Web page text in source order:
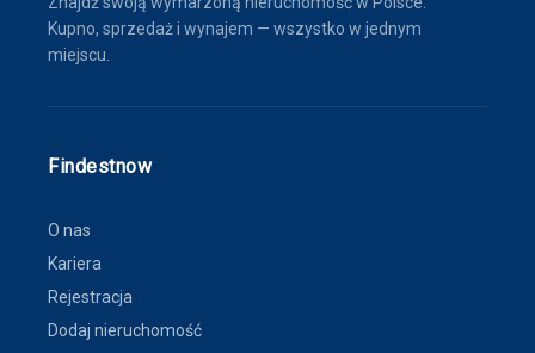
Kupno, sprzedaż i wynajem — wszystko w jednym
miejscu.
Findestnow
O nas
Kariera
Rejestracja
Dodaj nieruchomość